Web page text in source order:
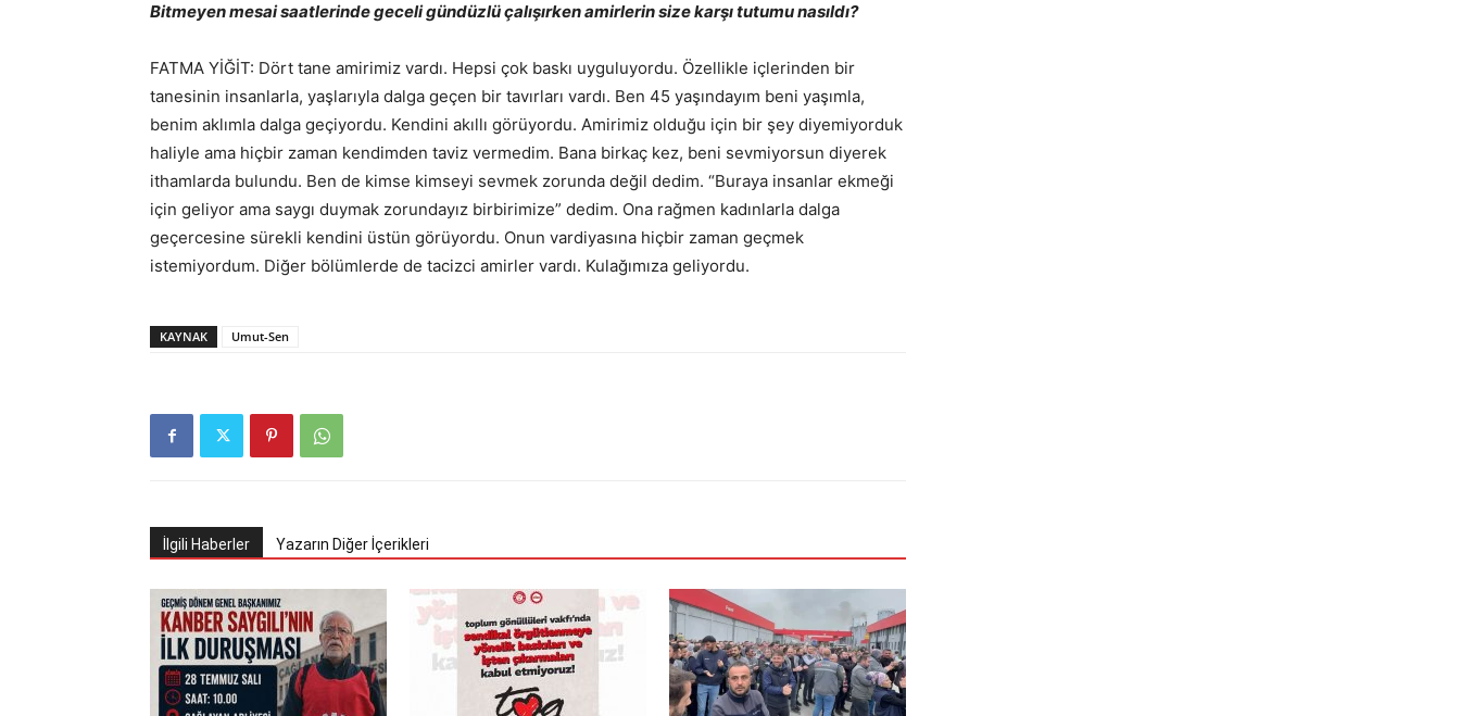
Bitmeyen mesai saatlerinde geceli gündüzlü çalışırken amirlerin size karşı tutumu nasıldı?
FATMA YİĞİT: Dört tane amirimiz vardı. Hepsi çok baskı uyguluyordu. Özellikle içlerinden bir
tanesinin insanlarla, yaşlarıyla dalga geçen bir tavırları vardı. Ben 45 yaşındayım beni yaşımla,
benim aklımla dalga geçiyordu. Kendini akıllı görüyordu. Amirimiz olduğu için bir şey diyemiyorduk
haliyle ama hiçbir zaman kendimden taviz vermedim. Bana birkaç kez, beni sevmiyorsun diyerek
ithamlarda bulundu. Ben de kimse kimseyi sevmek zorunda değil dedim. “Buraya insanlar ekmeği
için geliyor ama saygı duymak zorundayız birbirimize” dedim. Ona rağmen kadınlarla dalga
geçercesine sürekli kendini üstün görüyordu. Onun vardiyasına hiçbir zaman geçmek
istemiyordum. Diğer bölümlerde de tacizci amirler vardı. Kulağımıza geliyordu.
KAYNAK Umut-Sen
İlgili Haberler Yazarın Diğer İçerikleri